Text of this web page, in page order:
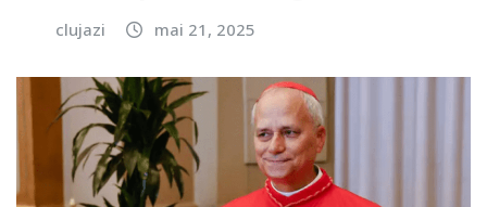
clujazi mai 21, 2025